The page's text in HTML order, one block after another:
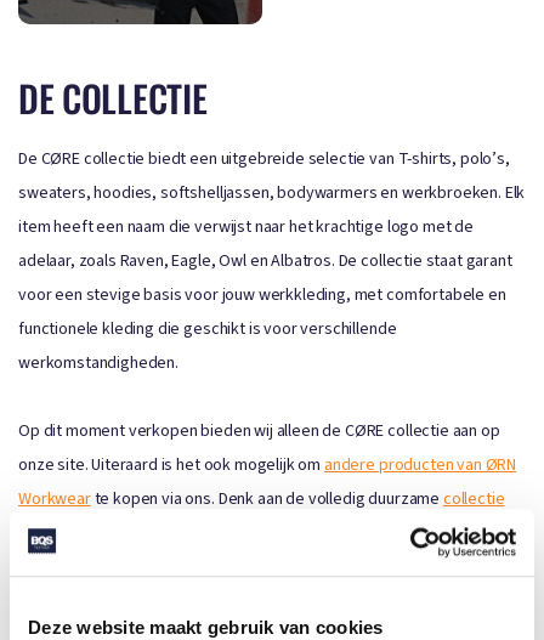
Deze website maakt gebruik van cookies
DE COLLECTIE
De CØRE collectie biedt een uitgebreide selectie van T-shirts, polo’s,
sweaters, hoodies, softshelljassen, bodywarmers en werkbroeken. Elk
item heeft een naam die verwijst naar het krachtige logo met de
adelaar, zoals Raven, Eagle, Owl en Albatros. De collectie staat garant
voor een stevige basis voor jouw werkkleding, met comfortabele en
functionele kleding die geschikt is voor verschillende
werkomstandigheden.
Op dit moment verkopen bieden wij alleen de CØRE collectie aan op
onze site. Uiteraard is het ook mogelijk om andere producten van ØRN
Workwearte kopen via ons. Denk aan de volledig duurzamecollectie
EARTHPRØ
. Ieder product is gemaakt van gerecycled materiaal. Zo